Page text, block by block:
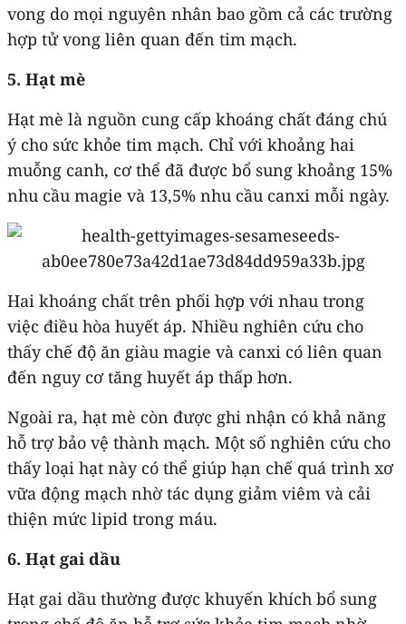
vong do mọi nguyên nhân bao gồm cả các trường
hợp tử vong liên quan đến tim mạch.
5. Hạt mè
Hạt mè là nguồn cung cấp khoáng chất đáng chú
ý cho sức khỏe tim mạch. Chỉ với khoảng hai
muỗng canh, cơ thể đã được bổ sung khoảng 15%
nhu cầu magie và 13,5% nhu cầu canxi mỗi ngày.
Hai khoáng chất trên phối hợp với nhau trong
việc điều hòa huyết áp. Nhiều nghiên cứu cho
thấy chế độ ăn giàu magie và canxi có liên quan
đến nguy cơ tăng huyết áp thấp hơn.
Ngoài ra, hạt mè còn được ghi nhận có khả năng
hỗ trợ bảo vệ thành mạch. Một số nghiên cứu cho
thấy loại hạt này có thể giúp hạn chế quá trình xơ
vữa động mạch nhờ tác dụng giảm viêm và cải
thiện mức lipid trong máu.
6. Hạt gai dầu
Hạt gai dầu thường được khuyến khích bổ sung